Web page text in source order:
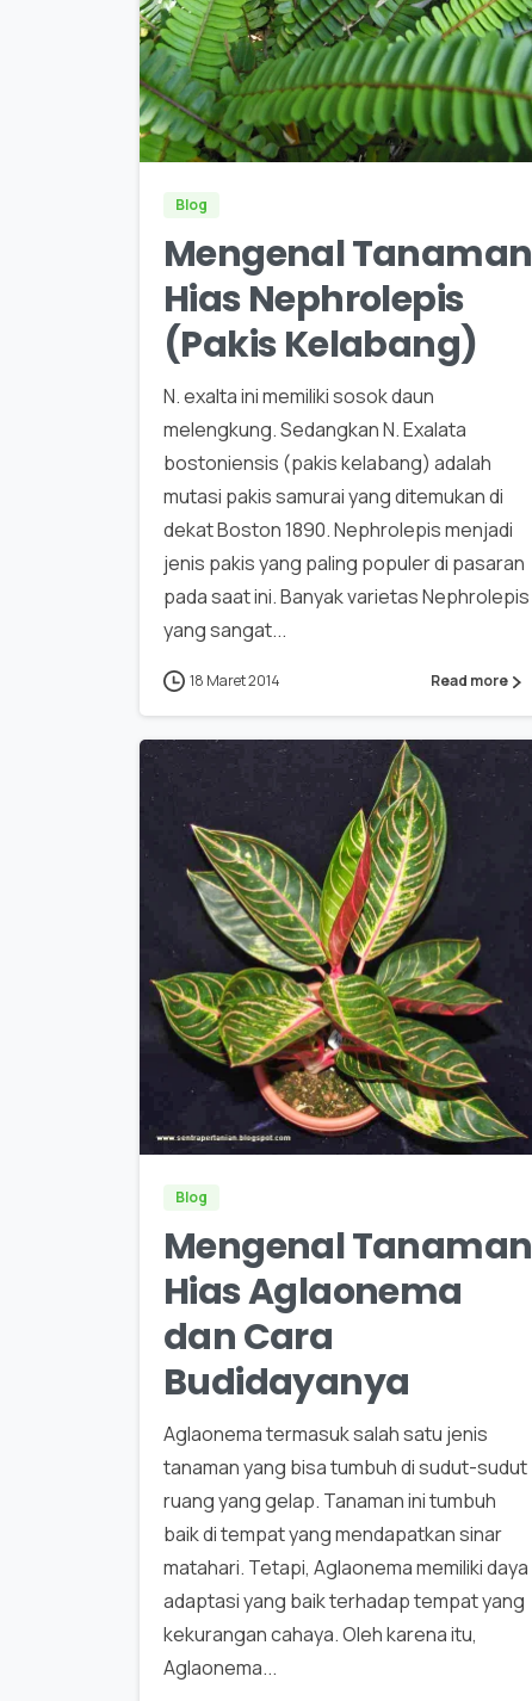
0
Blog
Mengenal Tanaman
Hias Nephrolepis
(Pakis Kelabang)
N. exalta ini memiliki sosok daun
melengkung. Sedangkan N. Exalata
bostoniensis (pakis kelabang) adalah
mutasi pakis samurai yang ditemukan di
dekat Boston 1890. Nephrolepis menjadi
jenis pakis yang paling populer di pasaran
pada saat ini. Banyak varietas Nephrolepis
yang sangat...
18 Maret 2014 Read more
Blog
Mengenal Tanaman
Hias Aglaonema
dan Cara
Budidayanya
Aglaonema termasuk salah satu jenis
tanaman yang bisa tumbuh di sudut-sudut
ruang yang gelap. Tanaman ini tumbuh
baik di tempat yang mendapatkan sinar
matahari. Tetapi, Aglaonema memiliki daya
adaptasi yang baik terhadap tempat yang
kekurangan cahaya. Oleh karena itu,
Aglaonema...